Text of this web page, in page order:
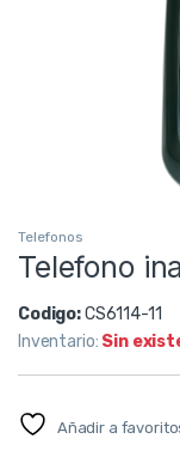
Telefonos
Telefono
Codigo:CS6114-11
Inventario: Sin
Añadir a